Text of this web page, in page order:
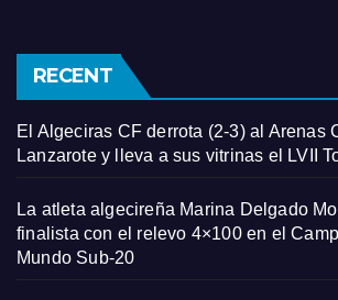
RECENT
El Algeciras CF derrota (2-3) al Arenas
Lanzarote y lleva a sus vitrinas el LVII
La atleta algecireña Marina Delgado
finalista con el relevo 4×100 en el
Mundo Sub-20